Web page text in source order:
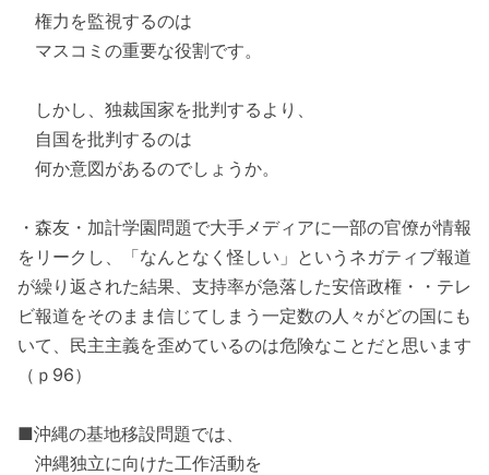
権力を監視するのは
マスコミの重要な役割です。
しかし、独裁国家を批判するより、
自国を批判するのは
何か意図があるのでしょうか。
・森友・加計学園問題で大手メディアに一部の官僚が情報
をリークし、「なんとなく怪しい」というネガティブ報道
が繰り返された結果、支持率が急落した安倍政権・・テレ
ビ報道をそのまま信じてしまう一定数の人々がどの国にも
いて、民主主義を歪めているのは危険なことだと思います
（ｐ96）
■沖縄の基地移設問題では、
沖縄独立に向けた工作活動を